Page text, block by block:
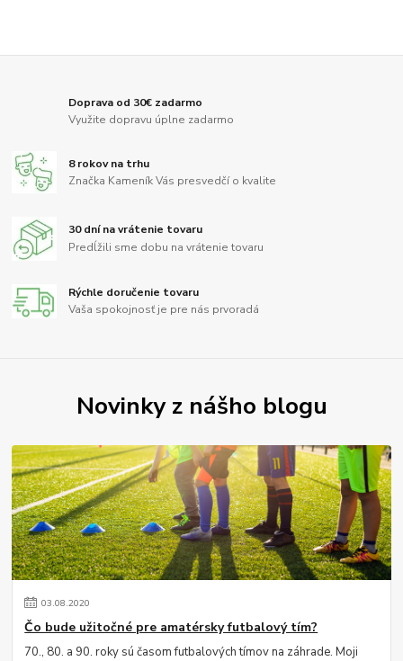
Doprava od 30€ zadarmo
Využite dopravu úplne zadarmo
8 rokov na trhu
Značka Kameník Vás presvedčí o kvalite
30 dní na vrátenie tovaru
Predĺžili sme dobu na vrátenie tovaru
Rýchle doručenie tovaru
Vaša spokojnosť je pre nás prvoradá
Novinky z nášho blogu
03.08.2020
Čo bude užitočné pre amatérsky futbalový tím?
70., 80. a 90. roky sú časom futbalových tímov na záhrade. Moji